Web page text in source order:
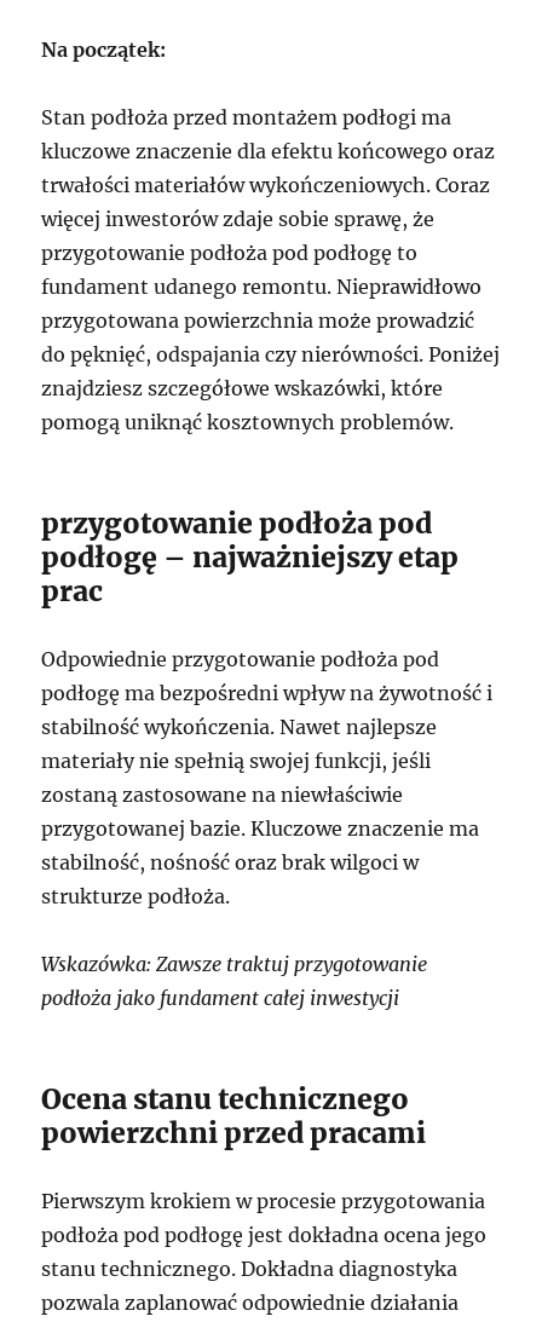
Na początek:
Stan podłoża przed montażem podłogi ma
kluczowe znaczenie dla efektu końcowego oraz
trwałości materiałów wykończeniowych. Coraz
więcej inwestorów zdaje sobie sprawę, że
przygotowanie podłoża pod podłogę to
fundament udanego remontu. Nieprawidłowo
przygotowana powierzchnia może prowadzić
do pęknięć, odspajania czy nierówności. Poniżej
znajdziesz szczegółowe wskazówki, które
pomogą uniknąć kosztownych problemów.
przygotowanie podłoża pod
podłogę – najważniejszy etap
prac
Odpowiednie przygotowanie podłoża pod
podłogę ma bezpośredni wpływ na żywotność i
stabilność wykończenia. Nawet najlepsze
materiały nie spełnią swojej funkcji, jeśli
zostaną zastosowane na niewłaściwie
przygotowanej bazie. Kluczowe znaczenie ma
stabilność, nośność oraz brak wilgoci w
strukturze podłoża.
Wskazówka: Zawsze traktuj przygotowanie
podłoża jako fundament całej inwestycji
Ocena stanu technicznego
powierzchni przed pracami
Pierwszym krokiem w procesie przygotowania
podłoża pod podłogę jest dokładna ocena jego
stanu technicznego. Dokładna diagnostyka
pozwala zaplanować odpowiednie działania